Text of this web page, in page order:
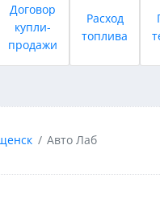
Договор
купли-
продажи
Расход
топлива
Авто Лаб